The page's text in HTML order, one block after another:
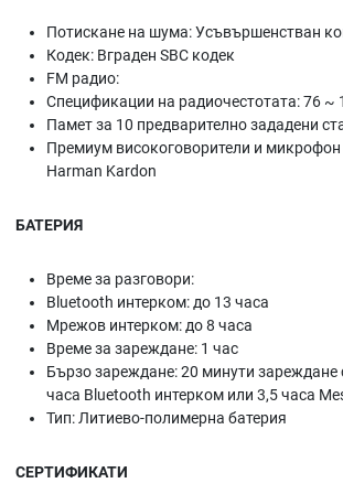
Потискане на шума: Усъвършенстван
Кодек: Вграден SBC кодек
FM радио:
Спецификации на радиочестотата: 76 ~
Памет за 10 предварително зададени
Премиум високоговорители и микрофон
Harman Kardon
БАТЕРИЯ
Време за разговори:
Bluetooth интерком: до 13 часа
Мрежов интерком: до 8 часа
Време за зареждане: 1 час
Бързо зареждане: 20 минути зареждане
часа Bluetooth интерком или 3,5 часа
Тип: Литиево-полимерна батерия
СЕРТИФИКАТИ